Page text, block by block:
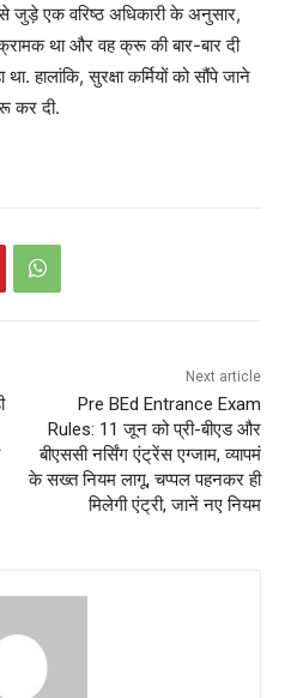
से जुड़े एक वरिष्ठ अधिकारी के अनुसार,
था और वह क्रू की बार-बार दी
हालांकि, सुरक्षा कर्मियों को सौंपे जाने
कर दी.
Next article
Pre BEd Entrance Exam
Rules: 11 जून को प्री-बीएड और
बीएससी नर्सिंग एंट्रेंस एग्जाम, व्यापमं
के सख्त नियम लागू, चप्पल पहनकर ही
मिलेगी एंट्री, जानें नए नियम